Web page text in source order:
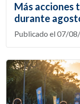
Más acciones
durante
Publicado el 07/